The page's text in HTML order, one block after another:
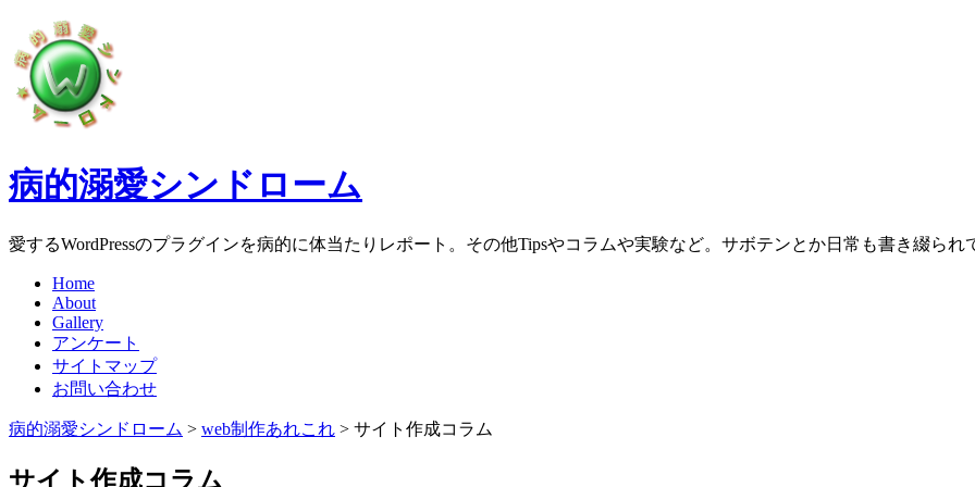
病的溺愛シンドローム
愛するWordPressのプラグインを病的に体当たりレポート。その他Tipsやコラムや実験など。サボテンとか日常も書き綴られ
Home
About
Gallery
アンケート
サイトマップ
お問い合わせ
病的溺愛シンドローム > web制作あれこれ > サイト作成コラム
サイト作成コラム